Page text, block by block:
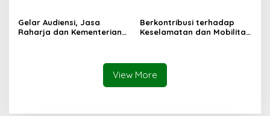
Sentosa II
Gelar Audiensi, Jasa
Raharja dan Kementerian
Berkontribusi terhadap
Keselamatan dan Mobilitas
Awards 2026
View More